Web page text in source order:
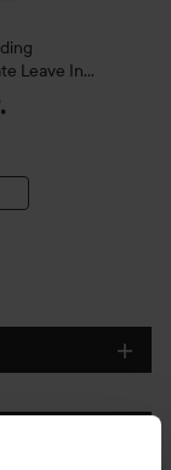
Leave In
296 kr.